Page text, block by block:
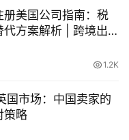
册美国公司指南：税
代方案解析 | 跨境出
1.2K
国市场：中国卖家的
策略